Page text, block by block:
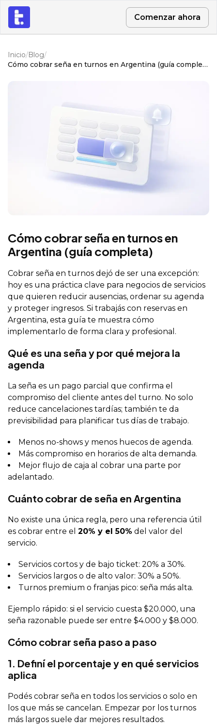
Comenzar ahora
Inicio/Blog/
Cómo cobrar seña en turnos en Argentina (guía completa)
Cómo cobrar seña en turnos en
Argentina (guía completa)
Cobrar seña en turnos dejó de ser una excepción:
hoy es una práctica clave para negocios de servicios
que quieren reducir ausencias, ordenar su agenda
y proteger ingresos. Si trabajás con reservas en
Argentina, esta guía te muestra cómo
implementarlo de forma clara y profesional.
Qué es una seña y por qué mejora la
agenda
La seña es un pago parcial que confirma el
compromiso del cliente antes del turno. No solo
reduce cancelaciones tardías; también te da
previsibilidad para planificar tus días de trabajo.
Menos no-shows y menos huecos de agenda.
Más compromiso en horarios de alta demanda.
Mejor flujo de caja al cobrar una parte por
adelantado.
Cuánto cobrar de seña en Argentina
No existe una única regla, pero una referencia útil
es cobrar entre el 20% y el 50% del valor del
servicio.
Servicios cortos y de bajo ticket: 20% a 30%.
Servicios largos o de alto valor: 30% a 50%.
Turnos premium o franjas pico: seña más alta.
Ejemplo rápido: si el servicio cuesta $20.000, una
seña razonable puede ser entre $4.000 y $8.000.
Cómo cobrar seña paso a paso
1. Definí el porcentaje y en qué servicios
aplica
Podés cobrar seña en todos los servicios o solo en
los que más se cancelan. Empezar por los turnos
más largos suele dar mejores resultados.